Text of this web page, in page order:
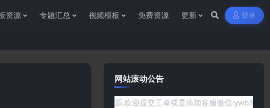
资源 专题汇总 视频模板 免费资源 更新 登录
网站滚动公告
网站没有你需要的资源,欢迎提交工单或是添加客服微信:ywb386获取帮助！